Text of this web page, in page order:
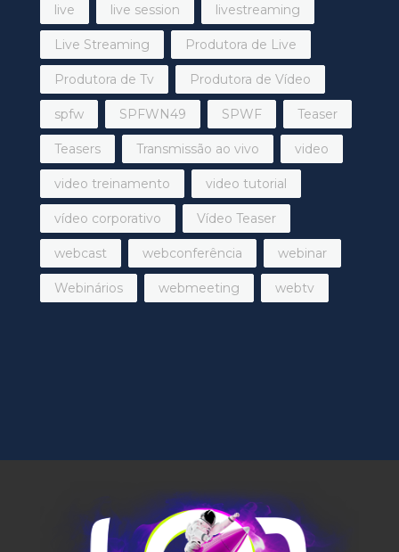
live live session livestreaming
Live Streaming Produtora de Live
Produtora de Tv Produtora de Vídeo
spfw SPFWN49 SPWF Teaser
Teasers Transmissão ao vivo video
video treinamento video tutorial
vídeo corporativo Vídeo Teaser
webcast webconferência webinar
Webinários webmeeting webtv